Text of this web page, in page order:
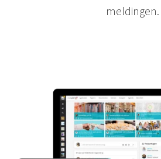
meldingen.